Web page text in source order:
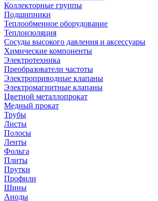
Коллекторные группы
Подшипники
Теплообменное оборудование
Теплоизоляция
Сосуды высокого давления и аксессуары
Химические компоненты
Электротехника
Преобразователи частоты
Электроприводные клапаны
Электромагнитные клапаны
Цветной металлопрокат
Медный прокат
Трубы
Листы
Полосы
Ленты
Фольга
Плиты
Прутки
Профили
Шины
Аноды